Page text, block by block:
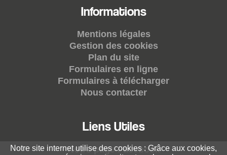
Informations
Mentions légales
Gestion des cookies
Plan du site
Formulaires en ligne
Formulaires à télécharger
Nous contacter
Liens Utiles
Notre page Facebook
Notre site internet utilise des cookies : Grâce aux cookies,